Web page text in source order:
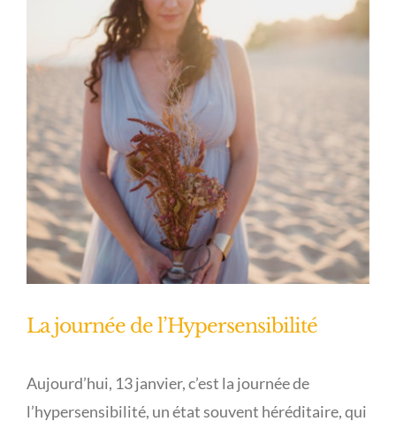
La journée de l’Hypersensibilité
Aujourd’hui, 13 janvier, c’est la journée de
l’hypersensibilité, un état souvent héréditaire, qui